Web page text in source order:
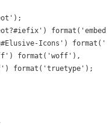
Icons')
format('woff'),
format('truetype');